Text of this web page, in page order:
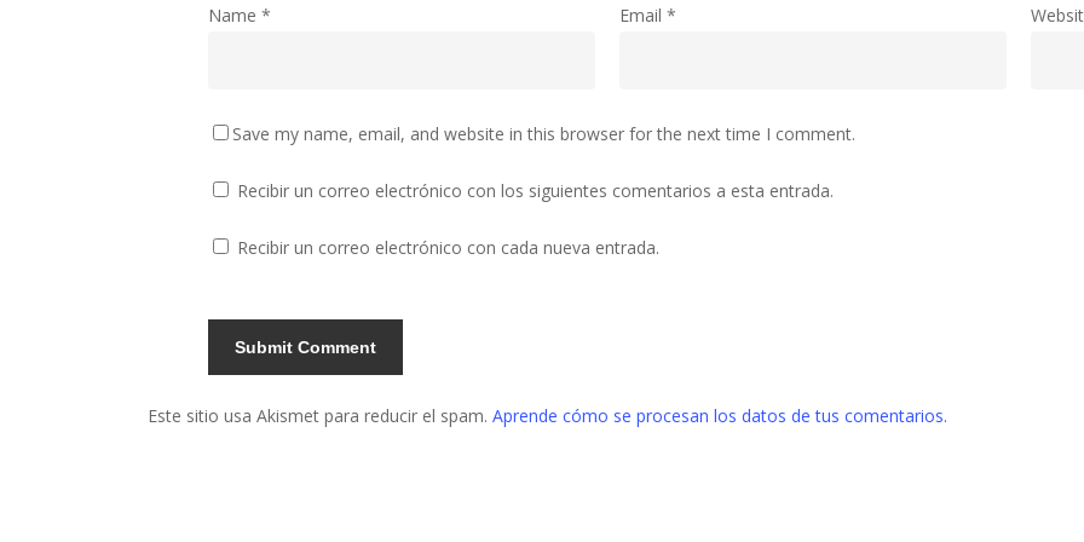
Name * Email *
Save my name, email, and website in this browser for the next time I comment.
Recibir un correo electrónico con los siguientes comentarios a esta entrada.
Recibir un correo electrónico con cada nueva entrada.
Este sitio usa Akismet para reducir el spam. Aprende cómo se procesan los datos de tus comentarios.